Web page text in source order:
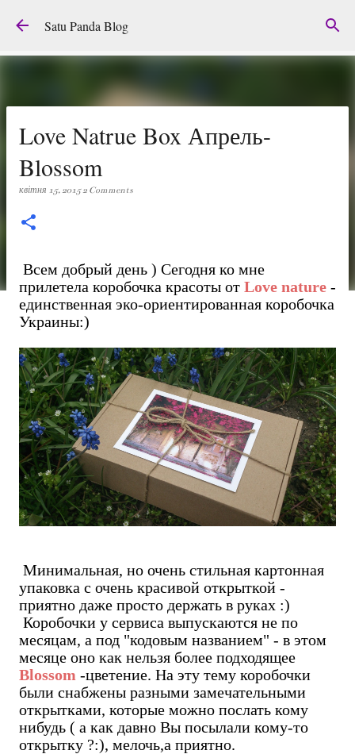
Перейти до основного вмісту
Satu Panda Blog
Love Natrue Box Апрель-
Blossom
квітня 15, 20152 Comments
Всем добрый день ) Сегодня ко мне
прилетела коробочка красоты от Love nature -
единственная эко-ориентированная коробочка
Украины:)
Минимальная, но очень стильная картонная
упаковка с очень красивой открыткой -
приятно даже просто держать в руках :)
Коробочки у сервиса выпускаются не по
месяцам, а под "кодовым названием" - в этом
месяце оно как нельзя более подходящее
Blossom -цветение. На эту тему коробочки
были снабжены разными замечательными
открытками, которые можно послать кому
нибудь ( а как давно Вы посылали кому-то
открытку ?:), мелочь,а приятно.